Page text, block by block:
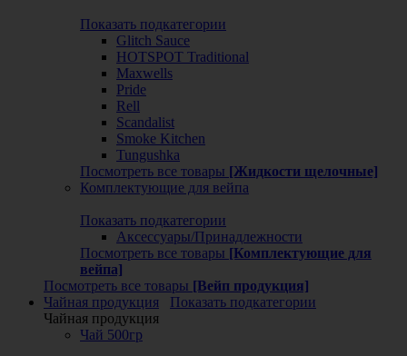
Показать подкатегории
Glitch Sauce
HOTSPOT Traditional
Maxwells
Pride
Rell
Scandalist
Smoke Kitchen
Tungushka
Посмотреть все товары [Жидкости щелочные]
Комплектующие для вейпа
Показать подкатегории
Аксессуары/Принадлежности
Посмотреть все товары [Комплектующие для
вейпа]
Посмотреть все товары [Вейп продукция]
Чайная продукция
Показать подкатегории
Чайная продукция
Чай 500гр